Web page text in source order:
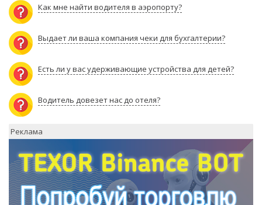
Как мне найти водителя в аэропорту?
Выдает ли ваша компания чеки для бухгалтерии?
Есть ли у вас удерживающие устройства для детей?
Водитель довезет нас до отеля?
Реклама